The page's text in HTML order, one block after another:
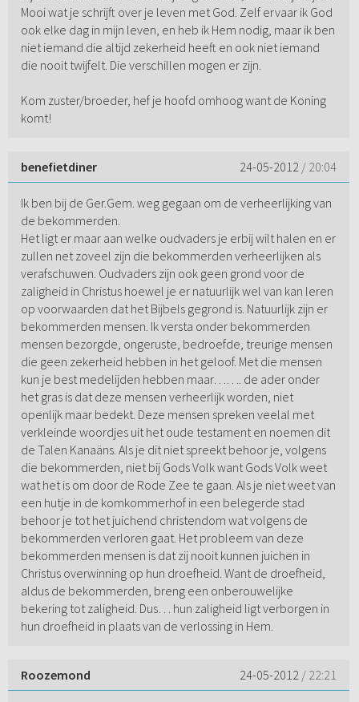
Mooi wat je schrijft over je leven met God. Zelf ervaar ik God
ook elke dag in mijn leven, en heb ik Hem nodig, maar ik ben
niet iemand die altijd zekerheid heeft en ook niet iemand
die nooit twijfelt. Die verschillen mogen er zijn.
Kom zuster/broeder, hef je hoofd omhoog want de Koning
komt!
benefietdiner 24-05-2012 / 20:04
Ik ben bij de Ger.Gem. weg gegaan om de verheerlijking van
de bekommerden.
Het ligt er maar aan welke oudvaders je erbij wilt halen en er
zullen net zoveel zijn die bekommerden verheerlijken als
verafschuwen. Oudvaders zijn ook geen grond voor de
zaligheid in Christus hoewel je er natuurlijk wel van kan leren
op voorwaarden dat het Bijbels gegrond is. Natuurlijk zijn er
bekommerden mensen. Ik versta onder bekommerden
mensen bezorgde, ongeruste, bedroefde, treurige mensen
die geen zekerheid hebben in het geloof. Met die mensen
kun je best medelijden hebben maar……. de ader onder
het gras is dat deze mensen verheerlijk worden, niet
openlijk maar bedekt. Deze mensen spreken veelal met
verkleinde woordjes uit het oude testament en noemen dit
de Talen Kanaäns. Als je dit niet spreekt behoor je, volgens
die bekommerden, niet bij Gods Volk want Gods Volk weet
wat het is om door de Rode Zee te gaan. Als je niet weet van
een hutje in de komkommerhof in een belegerde stad
behoor je tot het juichend christendom wat volgens de
bekommerden verloren gaat. Het probleem van deze
bekommerden mensen is dat zij nooit kunnen juichen in
Christus overwinning op hun droefheid. Want de droefheid,
aldus de bekommerden, breng een onberouwelijke
bekering tot zaligheid. Dus… hun zaligheid ligt verborgen in
hun droefheid in plaats van de verlossing in Hem.
Roozemond 24-05-2012 / 22:21